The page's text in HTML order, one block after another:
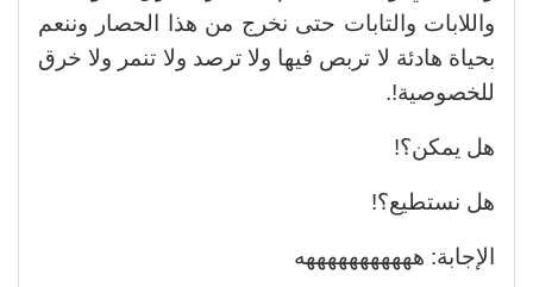
واللابات والتابات حتى نخرج من هذا الحصار وننعم
بحياة هادئة لا تربص فيها ولا ترصد ولا تنمر ولا خرق
للخصوصية!.
هل يمكن؟!
هل نستطيع؟!
الإجابة: هههههههههههه